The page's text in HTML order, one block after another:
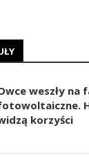
weszły na
korzyści